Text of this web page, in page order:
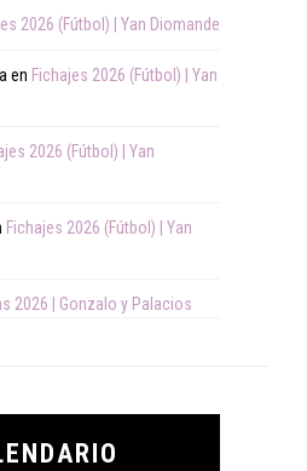
2026 (Fútbol) | Yan Diomande
en Fichajes 2026 (Fútbol) | Yan
2026 (Fútbol) | Yan
Fichajes 2026 (Fútbol) | Yan
2026 | Gonzalo y Palacios